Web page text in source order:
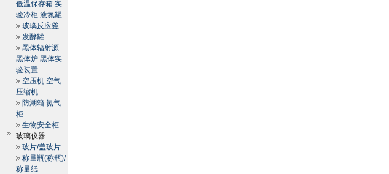
低温保存箱.实
验冷柜.液氮罐
玻璃反应釜
发酵罐
黑体辐射源.
黑体炉.黑体实
验装置
空压机.空气
压缩机
防潮箱.氮气
柜
生物安全柜
玻璃仪器
玻片/盖玻片
称量瓶(称瓶)/
称量纸